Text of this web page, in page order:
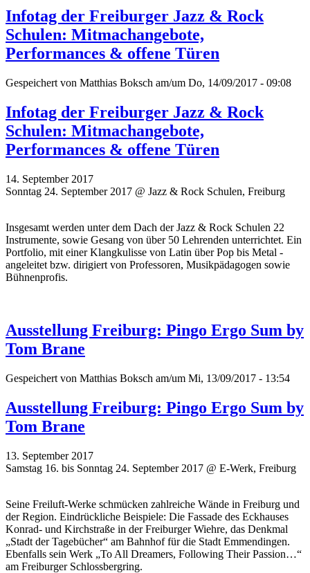
Infotag der Freiburger Jazz & Rock
Schulen: Mitmachangebote,
Performances & offene Türen
Gespeichert von Matthias Boksch am/um Do, 14/09/2017 - 09:08
Infotag der Freiburger Jazz & Rock
Schulen: Mitmachangebote,
Performances & offene Türen
14. September 2017
Sonntag 24. September 2017 @ Jazz & Rock Schulen, Freiburg
Insgesamt werden unter dem Dach der Jazz & Rock Schulen 22
Instrumente, sowie Gesang von über 50 Lehrenden unterrichtet. Ein
Portfolio, mit einer Klangkulisse von Latin über Pop bis Metal -
angeleitet bzw. dirigiert von Professoren, Musikpädagogen sowie
Bühnenprofis.
Ausstellung Freiburg: Pingo Ergo Sum by
Tom Brane
Gespeichert von Matthias Boksch am/um Mi, 13/09/2017 - 13:54
Ausstellung Freiburg: Pingo Ergo Sum by
Tom Brane
13. September 2017
Samstag 16. bis Sonntag 24. September 2017 @ E-Werk, Freiburg
Seine Freiluft-Werke schmücken zahlreiche Wände in Freiburg und
der Region. Eindrückliche Beispiele: Die Fassade des Eckhauses
Konrad- und Kirchstraße in der Freiburger Wiehre, das Denkmal
„Stadt der Tagebücher“ am Bahnhof für die Stadt Emmendingen.
Ebenfalls sein Werk „To All Dreamers, Following Their Passion…“
am Freiburger Schlossbergring.